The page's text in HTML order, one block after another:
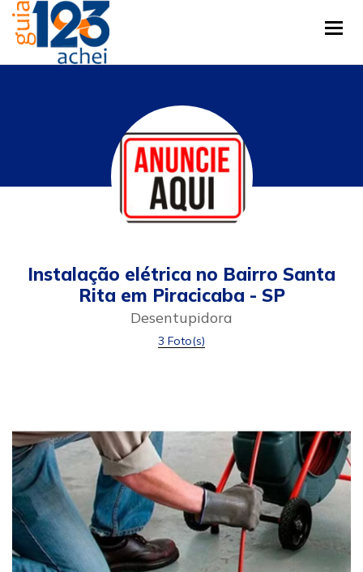
Instalação elétrica no Bairro Santa
Rita em Piracicaba - SP
Desentupidora
3 Foto(s)